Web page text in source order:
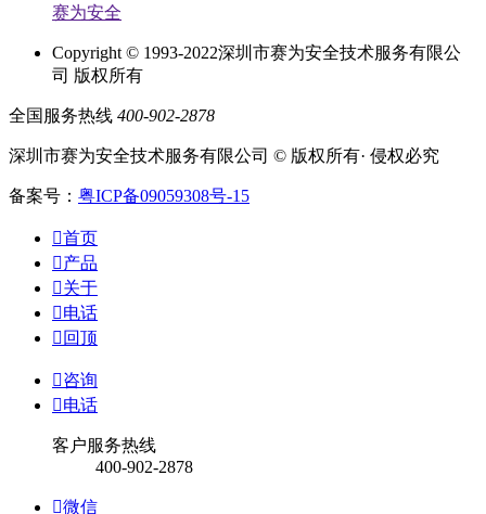
赛为安全
Copyright © 1993-2022深圳市赛为安全技术服务有限公
司 版权所有
全国服务热线 400-902-2878
深圳市赛为安全技术服务有限公司 © 版权所有· 侵权必究
备案号： 粤ICP备09059308号-15
首页
产品
关于
电话
 回顶
咨询
电话
客户服务热线
400-902-2878
微信